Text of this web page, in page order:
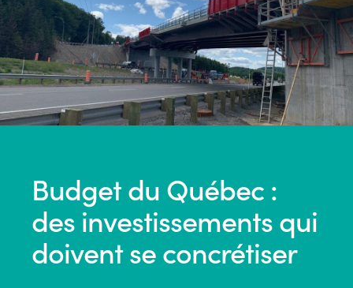
Budget du Québec :
des investissements qui
doivent se concrétiser